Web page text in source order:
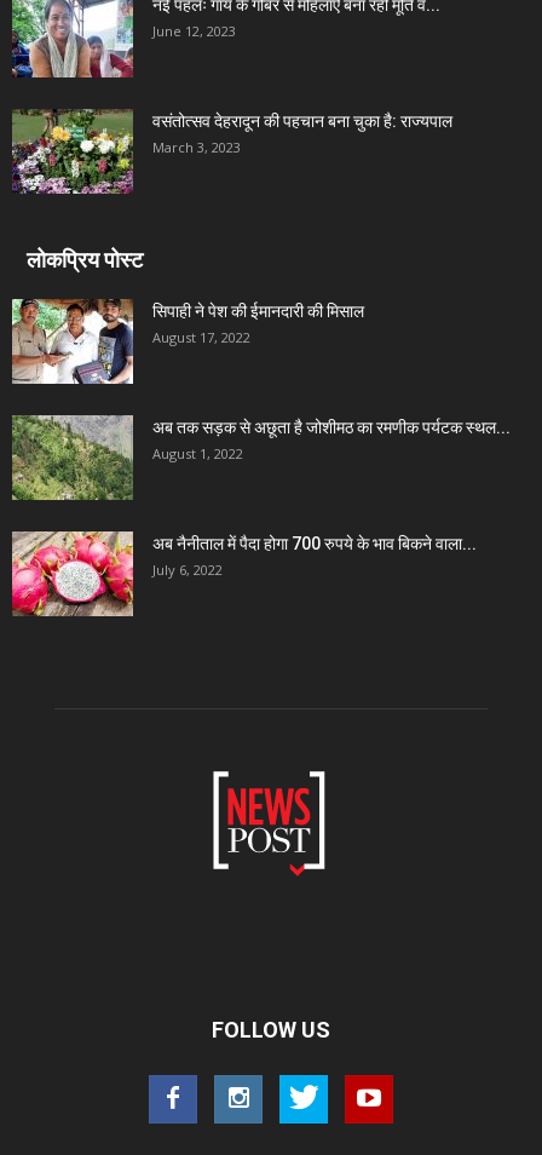
नई पहलः गाय के गोबर से महिलाऐं बना रही मूर्ति व...
June 12, 2023
वसंतोत्सव देहरादून की पहचान बना चुका है: राज्यपाल
March 3, 2023
लोकप्रिय पोस्ट
सिपाही ने पेश की ईमानदारी की मिसाल
August 17, 2022
अब तक सड़क से अछूता है जोशीमठ का रमणीक पर्यटक स्थल...
August 1, 2022
अब नैनीताल में पैदा होगा 700 रुपये के भाव बिकने वाला...
July 6, 2022
FOLLOW US